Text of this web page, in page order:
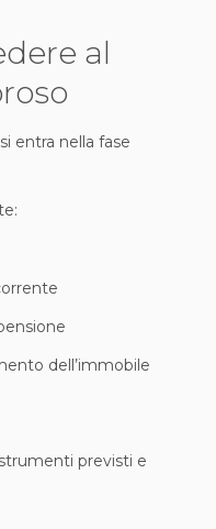
al
entra nella fase
dell’immobile
previsti e